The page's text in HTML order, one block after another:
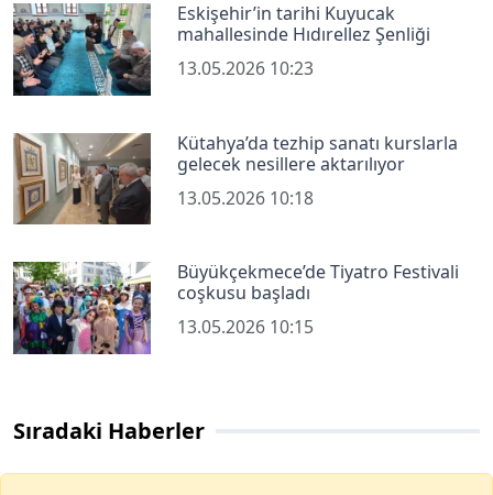
Eskişehir’in tarihi Kuyucak
mahallesinde Hıdırellez Şenliği
13.05.2026 10:23
Kütahya’da tezhip sanatı kurslarla
gelecek nesillere aktarılıyor
13.05.2026 10:18
Büyükçekmece’de Tiyatro Festivali
coşkusu başladı
13.05.2026 10:15
Sıradaki Haberler